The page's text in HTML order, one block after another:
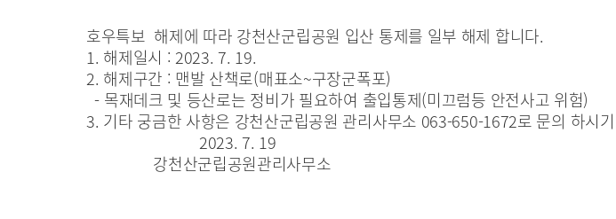
호우특보 해제에 따라 강천산군립공원 입산 통제를 일부 해제 합니다.
1. 해제일시 : 2023. 7. 19.
2. 해제구간 : 맨발 산책로(매표소~구장군폭포)
- 목재데크 및 등산로는 정비가 필요하여 출입통제(미끄럼등 안전사고 위험)
3. 기타 궁금한 사항은 강천산군립공원 관리사무소 063-650-1672로 문의 하시
2023. 7. 19
강천산군립공원관리사무소